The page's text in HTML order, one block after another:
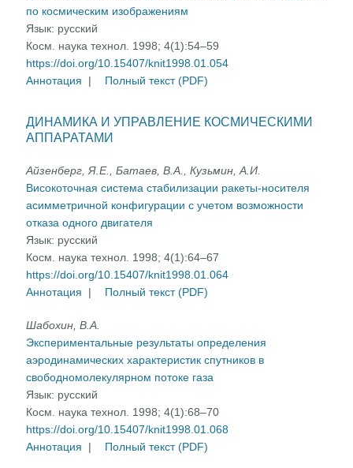
по космическим изображениям
Язык: русский
Косм. наука технол. 1998; 4(1):54–59
https://doi.org/10.15407/knit1998.01.054
Аннотация
| Полный текст (PDF)
ДИНАМИКА И УПРАВЛЕНИЕ КОСМИЧЕСКИМИ
АППАРАТАМИ
Айзенберг, Я.Е., Батаев, В.А., Кузьмин, А.И.
Високоточная система стабилизации ракеты-носителя
асимметричной конфигурации с учетом возможности
отказа одного двигателя
Язык: русский
Косм. наука технол. 1998; 4(1):64–67
https://doi.org/10.15407/knit1998.01.064
Аннотация
| Полный текст (PDF)
Шабохин, В.А.
Экспериментальные результаты определения
аэродинамических характеристик спутников в
свободномолекулярном потоке газа
Язык: русский
Косм. наука технол. 1998; 4(1):68–70
https://doi.org/10.15407/knit1998.01.068
Аннотация
| Полный текст (PDF)